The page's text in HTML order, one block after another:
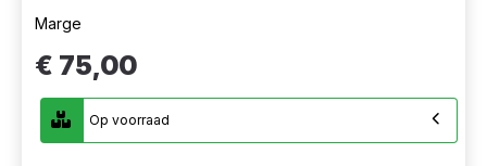
Marge
€ 75,00
Op voorraad